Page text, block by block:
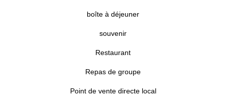
boîte à déjeuner
souvenir
Restaurant
Repas de groupe
Point de vente directe local